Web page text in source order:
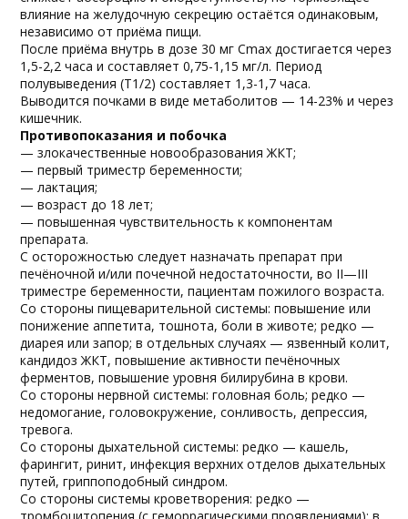
влияние на желудочную секрецию остаётся одинаковым,
независимо от приёма пищи.
После приёма внутрь в дозе 30 мг Cmax достигается через
1,5-2,2 часа и составляет 0,75-1,15 мг/л. Период
полувыведения (T1/2) составляет 1,3-1,7 часа.
Выводится почками в виде метаболитов — 14-23% и через
кишечник.
Противопоказания и побочка
— злокачественные новообразования ЖКТ;
— первый триместр беременности;
— лактация;
— возраст до 18 лет;
— повышенная чувствительность к компонентам
препарата.
С осторожностью следует назначать препарат при
печёночной и/или почечной недостаточности, во II—III
триместре беременности, пациентам пожилого возраста.
Со стороны пищеварительной системы: повышение или
понижение аппетита, тошнота, боли в животе; редко —
диарея или запор; в отдельных случаях — язвенный колит,
кандидоз ЖКТ, повышение активности печёночных
ферментов, повышение уровня билирубина в крови.
Со стороны нервной системы: головная боль; редко —
недомогание, головокружение, сонливость, депрессия,
тревога.
Со стороны дыхательной системы: редко — кашель,
фарингит, ринит, инфекция верхних отделов дыхательных
путей, гриппоподобный синдром.
Со стороны системы кроветворения: редко —